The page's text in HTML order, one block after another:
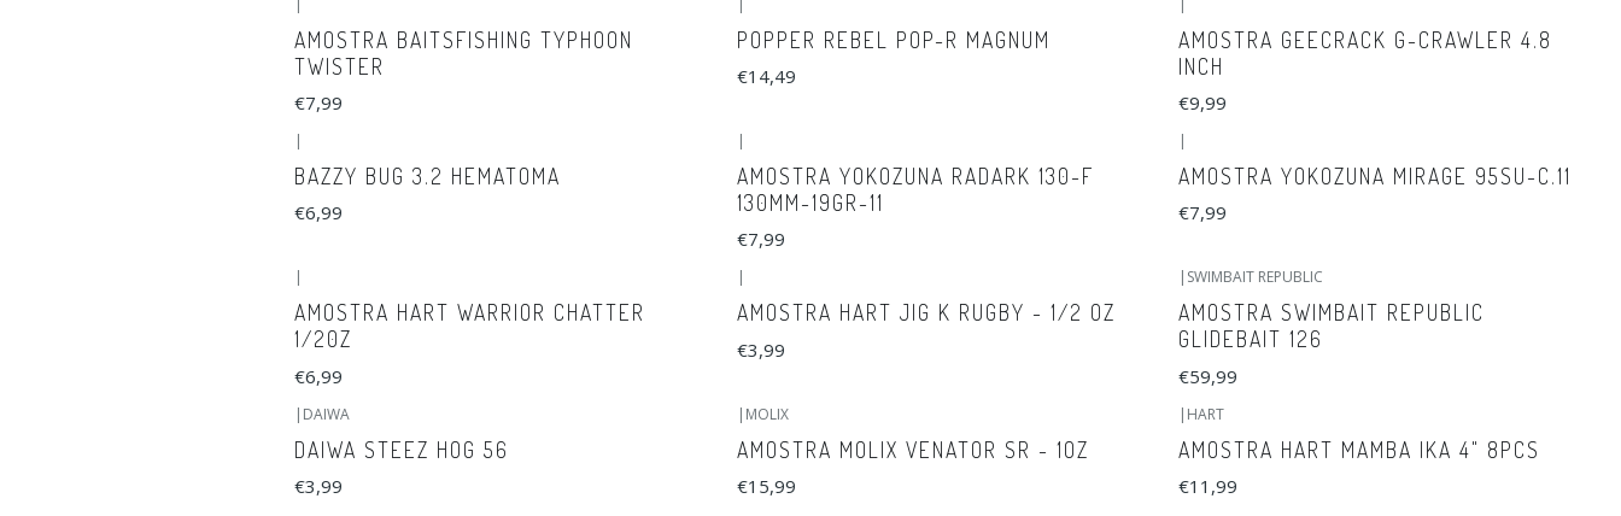
AMOSTRA BAITSFISHING TYPHOON
TWISTER
€7,99
POPPER REBEL POP-R MAGNUM
€14,49
AMOSTRA GEECRACK G-CRAWLER 4.8
INCH
€9,99
|
BAZZY BUG 3.2 HEMATOMA
€6,99
|
AMOSTRA YOKOZUNA RADARK 130-F
130MM-19GR-11
€7,99
|
AMOSTRA YOKOZUNA MIRAGE 95SU-C.11
€7,99
|
AMOSTRA HART WARRIOR CHATTER
1/20Z
€6,99
|
AMOSTRA HART JIG K RUGBY - 1/2 OZ
€3,99
| SWIMBAIT REPUBLIC
AMOSTRA SWIMBAIT REPUBLIC
GLIDEBAIT 126
€59,99
| DAIWA
DAIWA STEEZ HOG 56
€3,99
| MOLIX
AMOSTRA MOLIX VENATOR SR - 1OZ
€15,99
| HART
AMOSTRA HART MAMBA IKA 4" 8PCS
€11,99